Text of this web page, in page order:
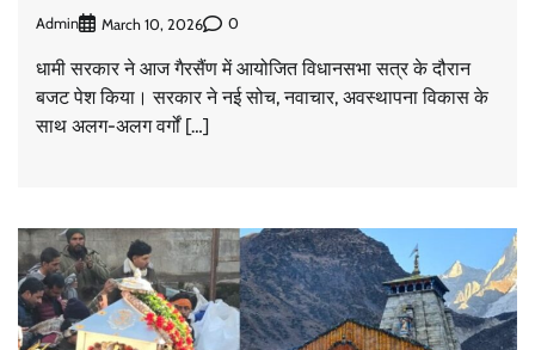
Admin March 10, 2026 0
धामी सरकार ने आज गैरसैंण में आयोजित विधानसभा सत्र के दौरान
बजट पेश किया। सरकार ने नई सोच, नवाचार, अवस्थापना विकास के
साथ अलग-अलग वर्गों […]